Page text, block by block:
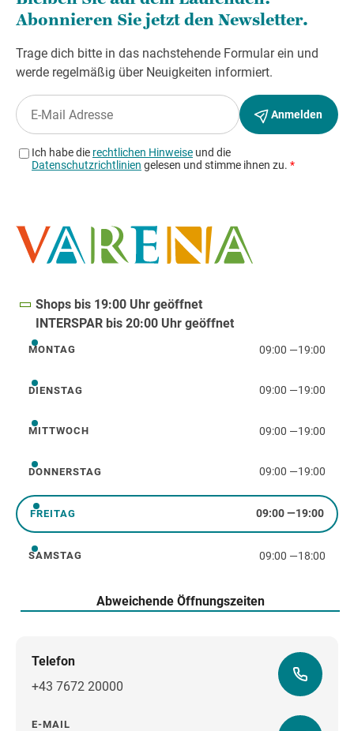
Shops bis 19:00 Uhr geöffnet
INTERSPAR bis 20:00 Uhr geöffnet
Montag
MONTAG 09:00 —19:00
Dienstag
DIENSTAG 09:00 —19:00
Mittwoch
MITTWOCH 09:00 —19:00
Donnerstag
DONNERSTAG 09:00 —19:00
Freitag
FREITAG 09:00—19:00
Samstag
SAMSTAG 09:00 —18:00
Abweichende Öffnungszeiten
Telefon
+43 7672 20000
E-MAIL